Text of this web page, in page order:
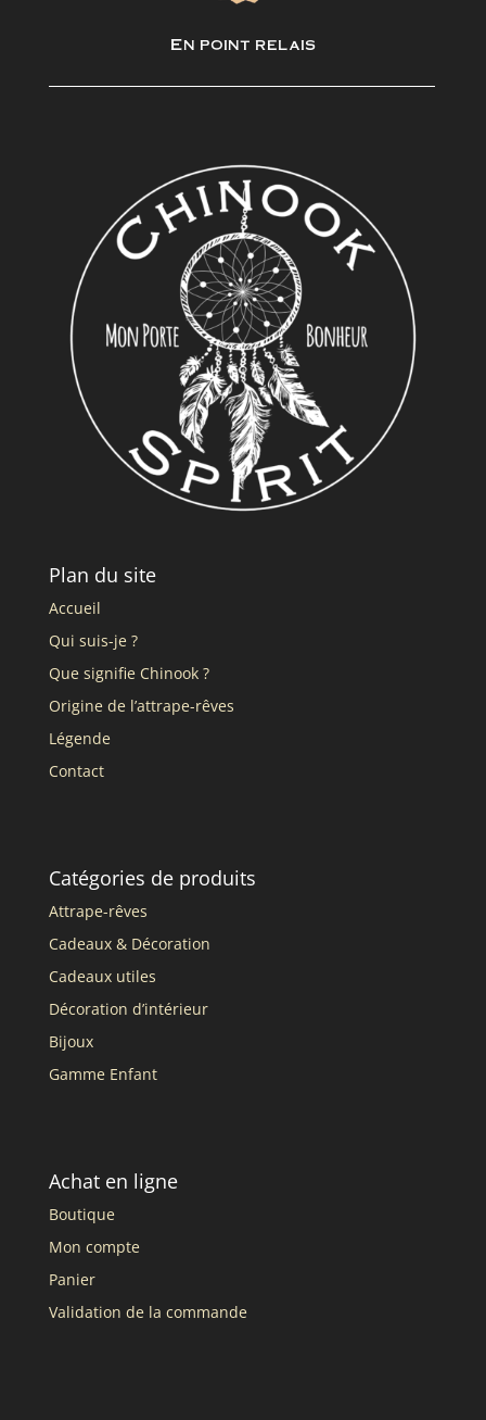
En point relais
Plan du site
Accueil
Qui suis-je ?
Que signifie Chinook ?
Origine de l’attrape-rêves
Légende
Contact
Catégories de produits
Attrape-rêves
Cadeaux & Décoration
Cadeaux utiles
Décoration d’intérieur
Bijoux
Gamme Enfant
Achat en ligne
Boutique
Mon compte
Panier
Validation de la commande